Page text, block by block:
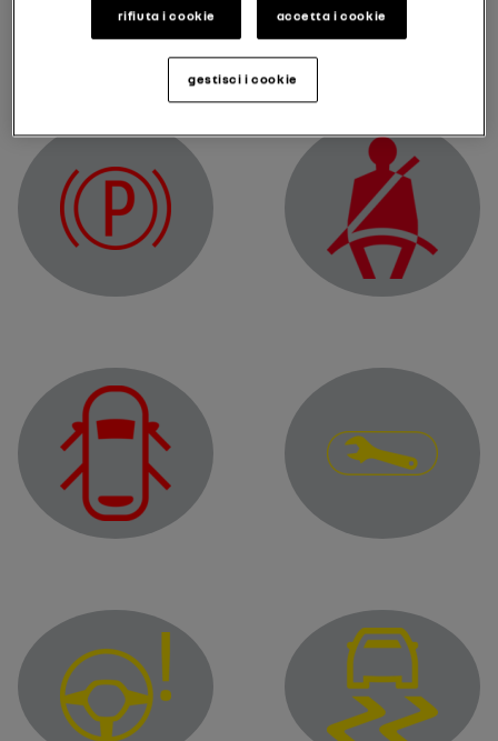
Spia della funzione "Frenata di emergenza attiva"
Spia del rilevamento di
Spia del freno di stazionamento
Spia di allarme della
Spia porta aperta
rifiuta i cookie accetta i cookie
gestisci i cookie